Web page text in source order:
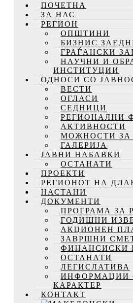
ПОЧЕТНА
ЗА НАС
РЕГИОН
ОПШТИНИ
БИЗНИС
ГРАЃАНСКИ
НАУЧНИ И
ИНСТИТУЦИИ
ОДНОСИ СО
ВЕСТИ
ОГЛАСИ
СЕДНИЦИ
РЕГИОНАЛНИ
АКТИВНОСТИ
МОЖНОСТИ ЗА
ГАЛЕРИЈА
ЈАВНИ НАБАВКИ
ОСТАНАТИ
ПРОЕКТИ
РЕГИОНОТ НА
НАСТАНИ
ДОКУМЕНТИ
ПРОГРАМА ЗА
ГОДИШНИ
АКЦИОНЕН
ЗАВРШНИ
ФИНАНСИСКИ
ОСТАНАТИ
ЛЕГИСЛАТИВА
ИНФОРМАЦИИ
КАРАКТЕР
КОНТАКТ